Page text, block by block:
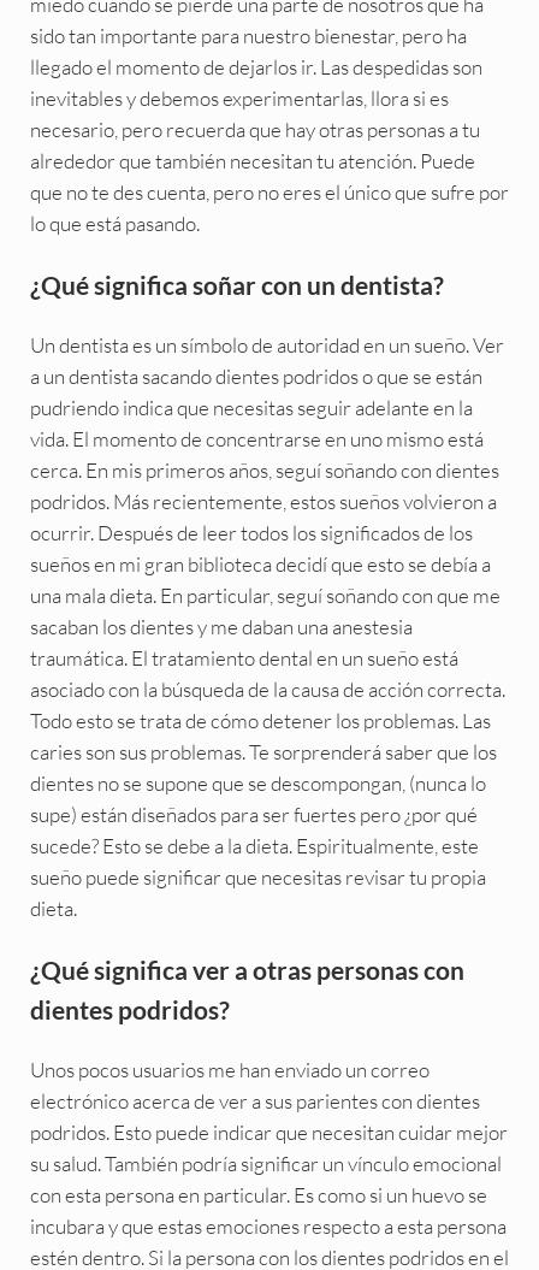
sido tan importante para nuestro bienestar, pero ha
llegado el momento de dejarlos ir. Las despedidas son
inevitables y debemos experimentarlas, llora si es
necesario, pero recuerda que hay otras personas a tu
alrededor que también necesitan tu atención. Puede
que no te des cuenta, pero no eres el único que sufre por
lo que está pasando.
¿Qué significa soñar con un dentista?
Un dentista es un símbolo de autoridad en un sueño. Ver
a un dentista sacando dientes podridos o que se están
pudriendo indica que necesitas seguir adelante en la
vida. El momento de concentrarse en uno mismo está
cerca. En mis primeros años, seguí soñando con dientes
podridos. Más recientemente, estos sueños volvieron a
ocurrir. Después de leer todos los significados de los
sueños en mi gran biblioteca decidí que esto se debía a
una mala dieta. En particular, seguí soñando con que me
sacaban los dientes y me daban una anestesia
traumática. El tratamiento dental en un sueño está
asociado con la búsqueda de la causa de acción correcta.
Todo esto se trata de cómo detener los problemas. Las
caries son sus problemas. Te sorprenderá saber que los
dientes no se supone que se descompongan, (nunca lo
supe) están diseñados para ser fuertes pero ¿por qué
sucede? Esto se debe a la dieta. Espiritualmente, este
sueño puede significar que necesitas revisar tu propia
dieta.
¿Qué significa ver a otras personas con
dientes podridos?
Unos pocos usuarios me han enviado un correo
electrónico acerca de ver a sus parientes con dientes
podridos. Esto puede indicar que necesitan cuidar mejor
su salud. También podría significar un vínculo emocional
con esta persona en particular. Es como si un huevo se
incubara y que estas emociones respecto a esta persona
estén dentro. Si la persona con los dientes podridos en el